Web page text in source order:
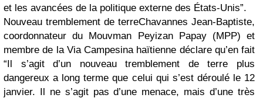
et les avancées de la politique externe des États-Unis”.
Nouveau tremblement de terreChavannes Jean-Baptiste,
coordonnateur du Mouvman Peyizan Papay (MPP) et
membre de la Via Campesina haïtienne déclare qu’en fait
“Il s’agit d’un nouveau tremblement de terre plus
dangereux a long terme que celui qui s’est déroulé le 12
janvier. Il ne s’agit pas d’une menace, mais d’une très